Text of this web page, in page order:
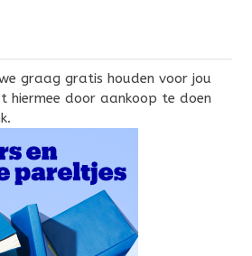
graag gratis houden voor jou
hiermee door aankoop te doen